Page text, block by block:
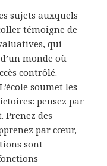
sujets auxquels
témoigne de
qui
monde où
contrôlé.
soumet les
pensez par
Prenez des
par cœur,
sont